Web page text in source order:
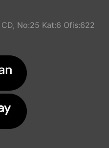
No:25 Kat:6 Ofis:622